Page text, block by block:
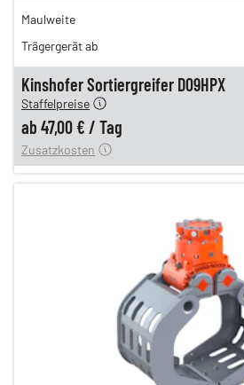
Kinshofer Sortiergreifer D09HPX
68,00 €
58,00 €
Staffelpreise
ab 47,00 € / Tag
12,00 €
Zusatzkosten
Maulweite
Trägergerät ab